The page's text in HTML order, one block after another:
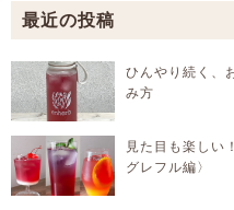
最近の投稿
ひんやり続く、
み方
見た目も楽しい
グレフル編〉